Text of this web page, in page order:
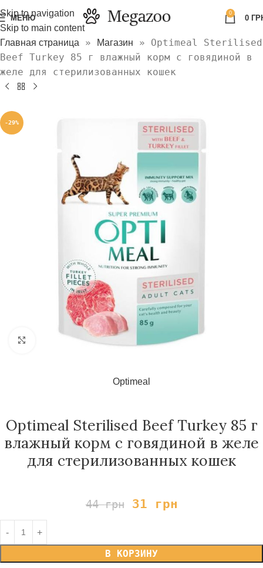
Skip to navigation
Skip to main content
МЕНЮ
0
0
Главная страница » Магазин » Optimeal Sterilised
Beef Turkey 85 г влажный корм с говядиной в
желе для стерилизованных кошек
-29%
Нажмите, чтобы увеличить
Optimeal
Optimeal Sterilised Beef Turkey 85 г
влажный корм с говядиной в желе
для стерилизованных кошек
44грн 31 грн
В КОРЗИНУ